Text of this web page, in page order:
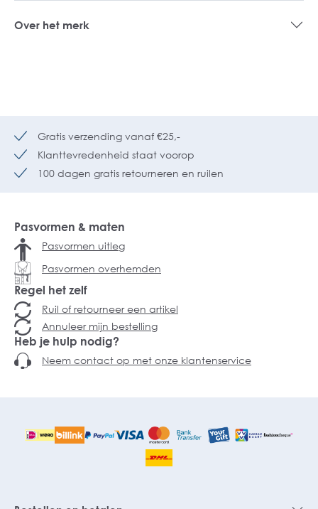
Over het merk
Gratis verzending vanaf €25,-
Klanttevredenheid staat voorop
100 dagen gratis retourneren en ruilen
Pasvormen & maten
Pasvormen uitleg
Pasvormen overhemden
Regel het zelf
Ruil of retourneer een artikel
Annuleer mijn bestelling
Heb je hulp nodig?
Neem contact op met onze klantenservice